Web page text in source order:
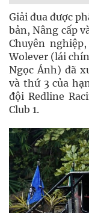
Giải đua được
bản, Nâng cấp
Chuyên
Wolever (lái
Ngọc Ánh) đã
và thứ 3 của
đội Redline
Club 1.